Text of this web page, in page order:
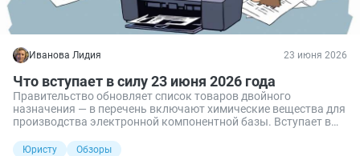
Иванова Лидия 23 июня 2026
Что вступает в силу 23 июня 2026 года
Правительство обновляет список товаров двойного
назначения — в перечень включают химические вещества для
производства электронной компонентной базы. Вступает в
Юристу
Обзоры